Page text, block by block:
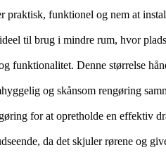
praktisk, funktionel og nem at
til brug i mindre rum, hvor
funktionalitet. Denne størrelse
og skånsom rengøring
for at opretholde en effektiv
da det skjuler rørene og